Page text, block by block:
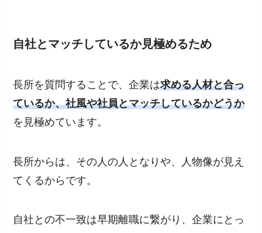
自社とマッチしているか見極めるため
長所を質問することで、企業は求める人材と合っ
ているか、社風や社員とマッチしているかどうか
を見極めています。
長所からは、その人の人となりや、人物像が見え
てくるからです。
自社との不一致は早期離職に繋がり、企業にとっ